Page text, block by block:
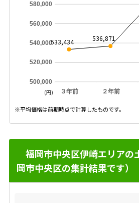
３年前 ２年前
500,000
520,000
540,000
560,000
580,000
533,434 536,871
(円)
※平均価格は前期時点で計算したものです。
福岡市中央区伊崎エリアの
岡市中央区の集計結果です）